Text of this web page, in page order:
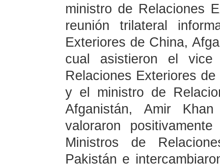
ministro de Relaciones
reunión trilateral
Exteriores de China,
cual asistieron el
Relaciones Exteriores
y el ministro de
Afganistán, Amir
valoraron
Ministros de
Pakistán e